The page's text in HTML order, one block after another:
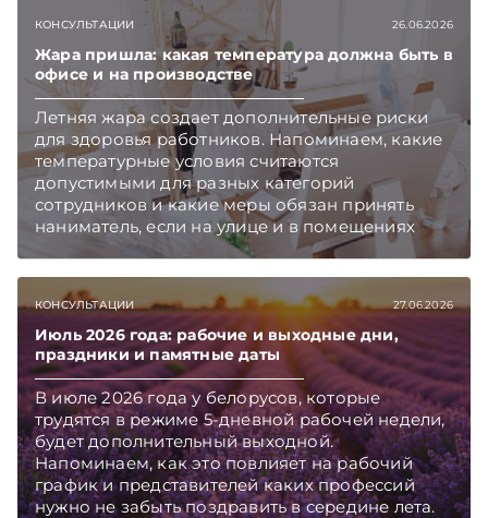
помощью. Подписывайтесь на Telegram‑канал
и Viber. Главное об экономике Беларуси —
раньше, чем в новостях TelegramViber
КОНСУЛЬТАЦИИ 26.06.2026
Жара пришла: какая температура должна быть в
офисе и на производстве
Летняя жара создает дополнительные риски
для здоровья работников. Напоминаем, какие
температурные условия считаются
допустимыми для разных категорий
сотрудников и какие меры обязан принять
наниматель, если на улице и в помещениях
становится слишком жарко.
КОНСУЛЬТАЦИИ 27.06.2026
Июль 2026 года: рабочие и выходные дни,
праздники и памятные даты
В июле 2026 года у белорусов, которые
трудятся в режиме 5-дневной рабочей недели,
будет дополнительный выходной.
Напоминаем, как это повлияет на рабочий
график и представителей каких профессий
нужно не забыть поздравить в середине лета.